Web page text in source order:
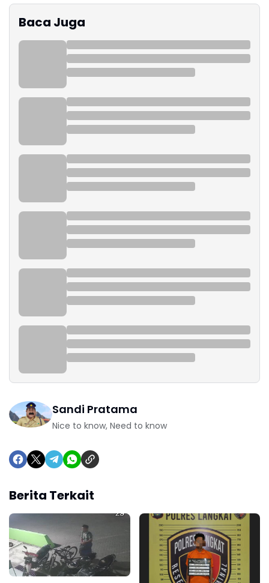
Baca Juga
Sandi Pratama
Nice to know, Need to know
Berita Terkait